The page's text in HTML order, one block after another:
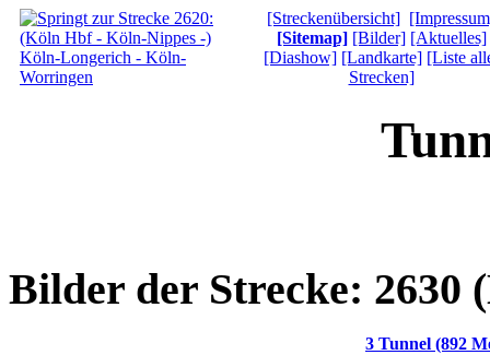
[Streckenübersicht]
[Sitemap] [Bilder] [Aktuelles]
[Diashow] [Landkarte] [Liste
Strecken]
Bilder der Strecke: 2630
3 Tunnel (892